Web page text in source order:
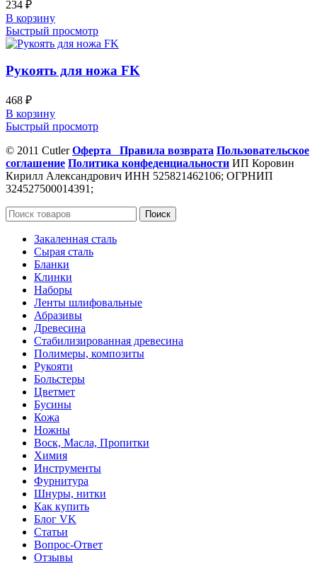
234 ₽
В корзину
Быстрый просмотр
Рукоять для ножа FK
468 ₽
В корзину
Быстрый просмотр
© 2011 CutlerОферта Правила возврата Пользовательское
соглашение Политика конфеденциальности ИП Коровин
Кирилл Александрович ИНН 525821462106; ОГРНИП
324527500014391;
Поиск
Закаленная сталь
Сырая сталь
Бланки
Клинки
Наборы
Ленты шлифовальные
Абразивы
Древесина
Стабилизированная древесина
Полимеры, композиты
Рукояти
Больстеры
Цветмет
Бусины
Кожа
Ножны
Воск, Масла, Пропитки
Химия
Инструменты
Фурнитура
Шнуры, нитки
Как купить
Блог VK
Статьи
Вопрос-Ответ
Отзывы